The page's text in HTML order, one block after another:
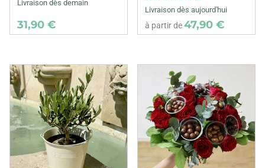
Livraison dès demain
31,90 €
Livraison dès aujourd'hui
à partir de47,90 €